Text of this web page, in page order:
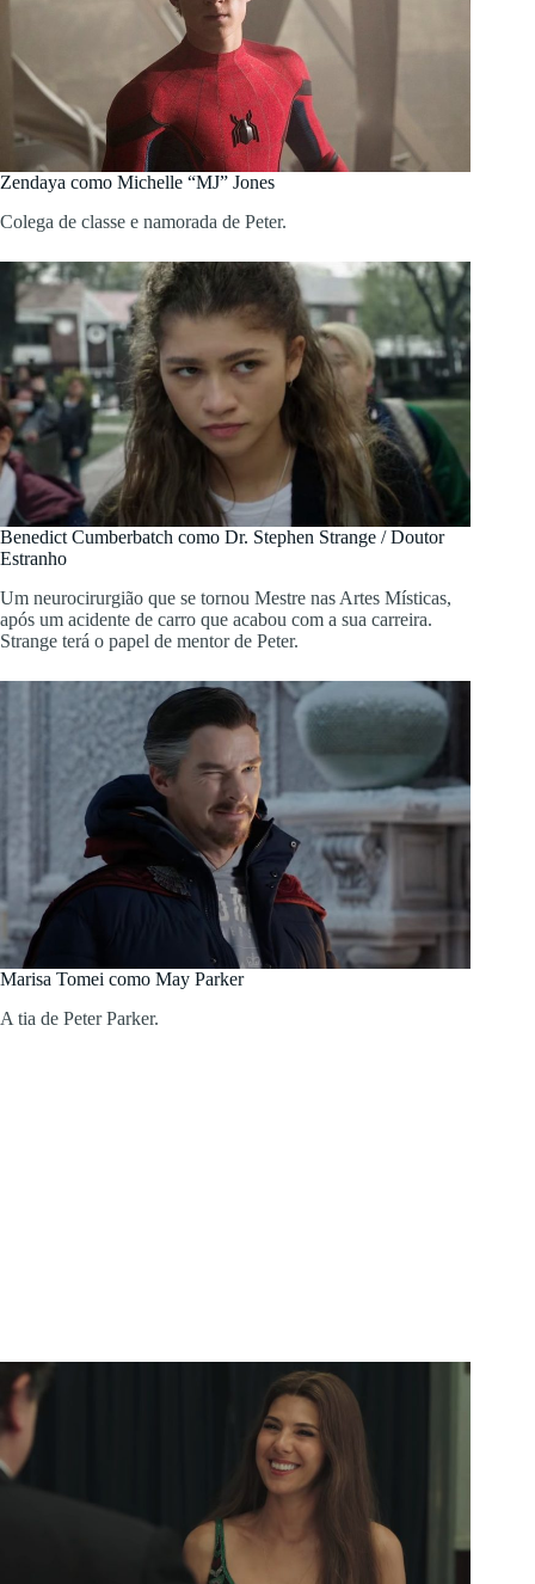
Zendaya como Michelle “MJ” Jones
Colega de classe e namorada de Peter.
Benedict Cumberbatch como Dr. Stephen Strange / Doutor
Estranho
Um neurocirurgião que se tornou Mestre nas Artes Místicas,
após um acidente de carro que acabou com a sua carreira.
Strange terá o papel de mentor de Peter.
Marisa Tomei como May Parker
A tia de Peter Parker.